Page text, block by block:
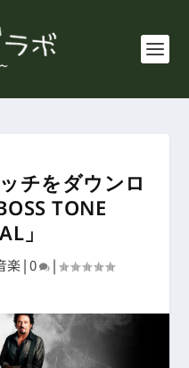
チをダウンロ
TONE
」
楽|0 |